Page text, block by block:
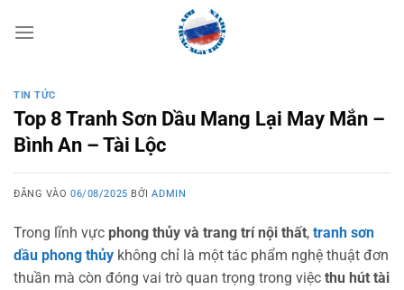
qua
TIN TỨC
Top 8 Tranh Sơn Dầu Mang Lại May Mắn –
Bình An – Tài Lộc
ĐĂNG VÀO06/08/2025 BỞIADMIN
Trong lĩnh vực phong thủy và trang trí nội thất, tranh sơn
dầu phong thủy không chỉ là một tác phẩm nghệ thuật đơn
thuần mà còn đóng vai trò quan trọng trong việc thu hút tài